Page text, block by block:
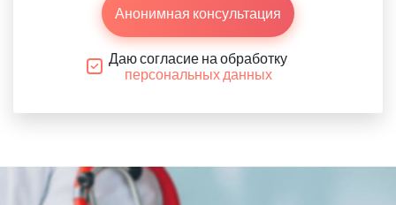
Анонимная консультация
Даю согласие на обработку
персональных данных